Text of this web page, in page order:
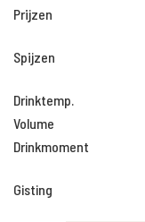
Prijzen
Spijzen
Drinktemp.
Volume
Drinkmoment
Gisting